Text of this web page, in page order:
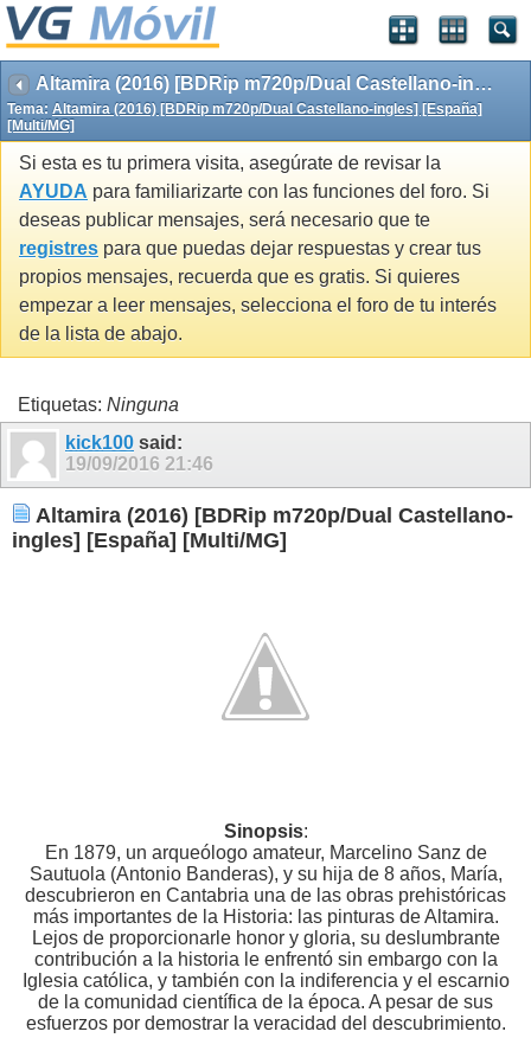
Altamira (2016) [BDRip m720p/Dual Castellano-ingles] [España] [Multi/MG]
Tema: Altamira (2016) [BDRip m720p/Dual Castellano-ingles] [España]
[Multi/MG]
Si esta es tu primera visita, asegúrate de revisar la
AYUDA para familiarizarte con las funciones del foro. Si
deseas publicar mensajes, será necesario que te
registres para que puedas dejar respuestas y crear tus
propios mensajes, recuerda que es gratis. Si quieres
empezar a leer mensajes, selecciona el foro de tu interés
de la lista de abajo.
Etiquetas: Ninguna
kick100 said:
19/09/2016 21:46
Altamira (2016) [BDRip m720p/Dual Castellano-
ingles] [España] [Multi/MG]
Sinopsis:
En 1879, un arqueólogo amateur, Marcelino Sanz de
Sautuola (Antonio Banderas), y su hija de 8 años, María,
descubrieron en Cantabria una de las obras prehistóricas
más importantes de la Historia: las pinturas de Altamira.
Lejos de proporcionarle honor y gloria, su deslumbrante
contribución a la historia le enfrentó sin embargo con la
Iglesia católica, y también con la indiferencia y el escarnio
de la comunidad científica de la época. A pesar de sus
esfuerzos por demostrar la veracidad del descubrimiento.